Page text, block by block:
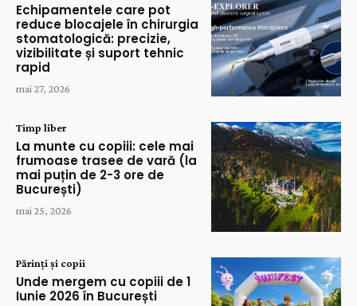
Echipamentele care pot
reduce blocajele în chirurgia
stomatologică: precizie,
vizibilitate și suport tehnic
rapid
mai 27, 2026
Timp liber
La munte cu copiii: cele mai
frumoase trasee de vară (la
mai puțin de 2-3 ore de
București)
mai 25, 2026
Părinți și copii
Unde mergem cu copiii de 1
Iunie 2026 în București